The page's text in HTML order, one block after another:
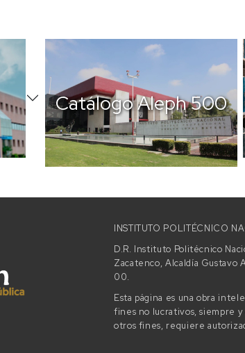
Catálogo Aleph 500
INSTITUTO POLITÉCNICO
D.R. Instituto Politécnico
Zacatenco, Alcaldía
00.
Esta página es una obra
fines no lucrativos, siempre
otros fines, requiere